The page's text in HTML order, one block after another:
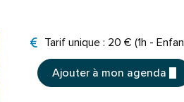
Tarifs
Tarif unique : 20 € (1h -
Ajouter à mon agenda